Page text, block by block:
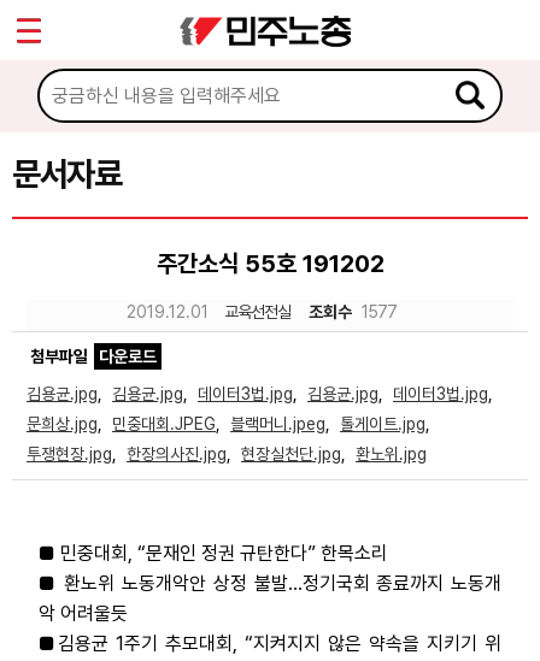
문서자료
주간소식 55호 191202
2019.12.01 교육선전실 조회수 1577
첨부파일
다운로드
김용균.jpg
김용균.jpg 데이터3법.jpg 김용균.jpg 데이터3법.jpg
문희상.jpg
민중대회.JPEG 블랙머니.jpeg 톨게이트.jpg
투쟁현장.jpg
한장의사진.jpg 현장실천단.jpg 환노위.jpg
■ 민중대회, “문재인 정권 규탄한다” 한목소리
■ 환노위 노동개악안 상정 불발...정기국회 종료까지 노동개
악 어려울듯
■ 김용균 1주기 추모대회, “지켜지지 않은 약속을 지키기 위
마이페이지
소개
소식
문서자료
이미지자료
미디어자료
부설기관
업무
Sketchbook5, 스케치북5
Sketchbook5, 스케치북5